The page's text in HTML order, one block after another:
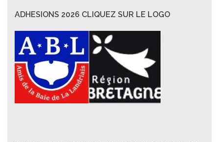
ADHESIONS 2026 CLIQUEZ SUR LE LOGO